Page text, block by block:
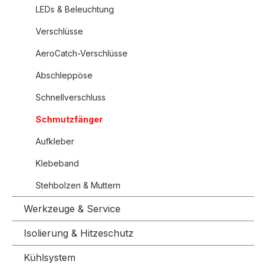
LEDs & Beleuchtung
Verschlüsse
AeroCatch-Verschlüsse
Abschleppöse
Schnellverschluss
Schmutzfänger
Aufkleber
Klebeband
Stehbolzen & Muttern
Werkzeuge & Service
Isolierung & Hitzeschutz
Kühlsystem